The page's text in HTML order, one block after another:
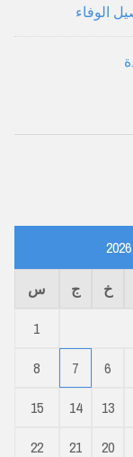
الوفاء
خ ج
س
1
6
7
8
13
14
15
20
21
22